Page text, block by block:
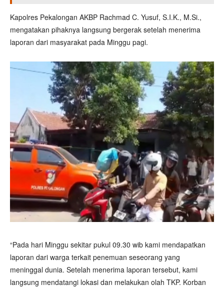
Kapolres Pekalongan AKBP Rachmad C. Yusuf, S.I.K., M.Si.,
mengatakan pihaknya langsung bergerak setelah menerima
laporan dari masyarakat pada Minggu pagi.
“Pada hari Minggu sekitar pukul 09.30 wib kami mendapatkan
laporan dari warga terkait penemuan seseorang yang
meninggal dunia. Setelah menerima laporan tersebut, kami
langsung mendatangi lokasi dan melakukan olah TKP. Korban